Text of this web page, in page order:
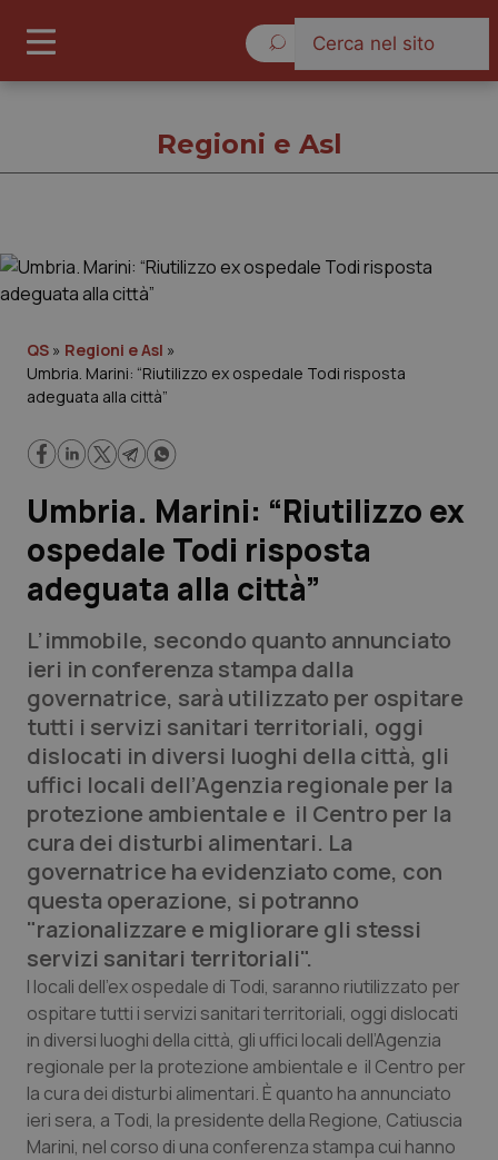
Governo e Parlamento
Regioni e Asl
Lavoro e Professioni
Scienza e Farmaci
Studi e Analisi
Lettere al direttore
Edizioni Regionali
QS Pro
Professionisti Sanitari.AI
Abruzzo
Basilicata
Calabria
Campania
Emilia-Romagna
QS Pro Gold
Artrite & artrosi
Asma & BPCO
Car-T
Colesterolo & coronaropatie
QS Club Newsletter
Regioni e Asl
QS » Regioni e Asl »
Umbria. Marini: “Riutilizzo ex ospedale Todi risposta
adeguata alla città”
Umbria. Marini: “Riutilizzo ex
ospedale Todi risposta
adeguata alla città”
L’immobile, secondo quanto annunciato
ieri in conferenza stampa dalla
governatrice, sarà utilizzato per ospitare
tutti i servizi sanitari territoriali, oggi
dislocati in diversi luoghi della città, gli
uffici locali dell’Agenzia regionale per la
protezione ambientale e il Centro per la
cura dei disturbi alimentari. La
governatrice ha evidenziato come, con
questa operazione, si potranno
"razionalizzare e migliorare gli stessi
servizi sanitari territoriali".
I locali dell’ex ospedale di Todi, saranno riutilizzato per
ospitare tutti i servizi sanitari territoriali, oggi dislocati
in diversi luoghi della città, gli uffici locali dell’Agenzia
regionale per la protezione ambientale e il Centro per
la cura dei disturbi alimentari. È quanto ha annunciato
ieri sera, a Todi, la presidente della Regione, Catiuscia
Marini, nel corso di una conferenza stampa cui hanno